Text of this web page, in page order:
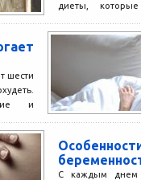
диеты,
рассчитанная...
шести
и
С каждым днем